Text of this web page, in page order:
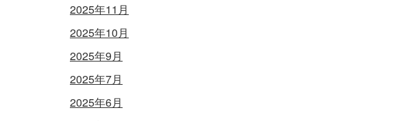
2025年11月
2025年10月
2025年9月
2025年7月
2025年6月